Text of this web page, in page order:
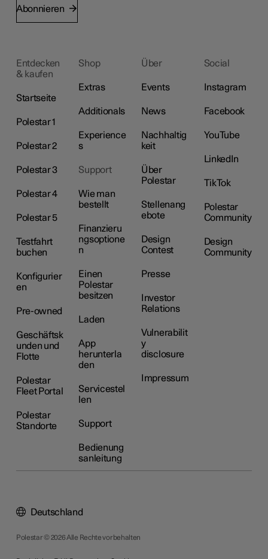
Abonnieren
Entdecken
& kaufen
Startseite
Polestar 1
Polestar 2
Polestar 3
Polestar 4
Polestar 5
Testfahrt
buchen
Konfigurier
en
Pre-owned
Geschäftsk
unden und
Flotte
Polestar
Fleet Portal
Polestar
Standorte
Shop
Extras
Additionals
Experience
s
Support
Wie man
bestellt
Finanzieru
ngsoptione
n
Einen
Polestar
besitzen
Laden
App
herunterla
den
Servicestel
len
Support
Bedienung
sanleitung
Über
Events
News
Nachhaltig
keit
Über
Polestar
Stellenang
ebote
Design
Contest
Presse
Investor
Relations
Vulnerabilit
y
disclosure
Impressum
Social
Instagram
Facebook
YouTube
LinkedIn
TikTok
Polestar
Community
Design
Community
Polestar © 2026 Alle Rechte vorbehalten
Deutschland